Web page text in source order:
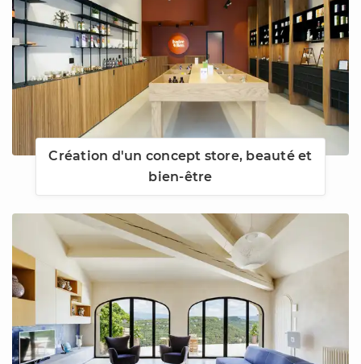
Création d'un concept store, beauté et
bien-être